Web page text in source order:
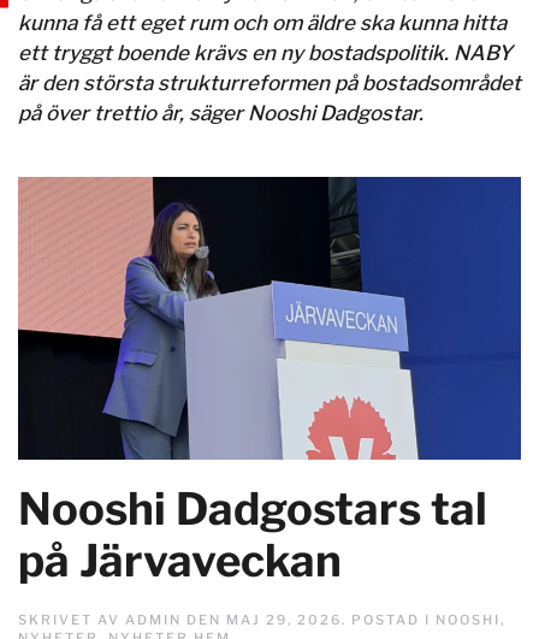
kunna få ett eget rum och om äldre ska kunna hitta
ett tryggt boende krävs en ny bostadspolitik. NABY
är den största strukturreformen på bostadsområdet
på över trettio år, säger Nooshi Dadgostar.
Nooshi Dadgostars tal
på Järvaveckan
SKRIVET AV ADMIN DEN MAJ 29, 2026 . POSTAD I NOOSHI ,